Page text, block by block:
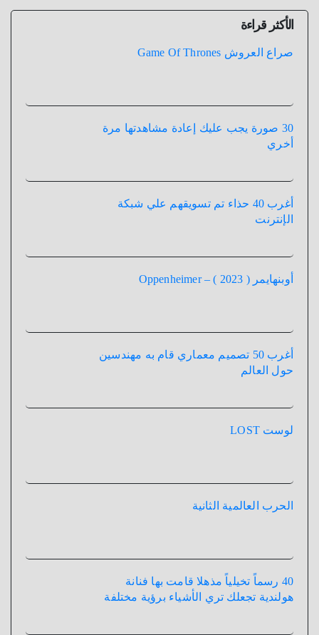
الأكثر قراءة
صراع العروش Game Of Thrones
30 صورة يجب عليك إعادة مشاهدتها مرة
أخري
أغرب 40 حذاء تم تسويقهم علي شبكة
الإنترنت
أوبنهايمر ( 2023 ) – Oppenheimer
أغرب 50 تصميم معماري قام به مهندسين
حول العالم
لوست LOST
الحرب العالمية الثانية
40 رسماً تخيلياً مذهلا قامت بها فنانة
هولندية تجعلك تري الأشياء برؤية مختلفة